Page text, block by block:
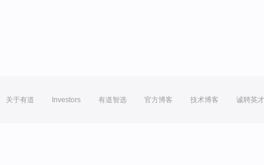
关于有道 Investors 有道智选 官方博客 技术博客 诚聘英才